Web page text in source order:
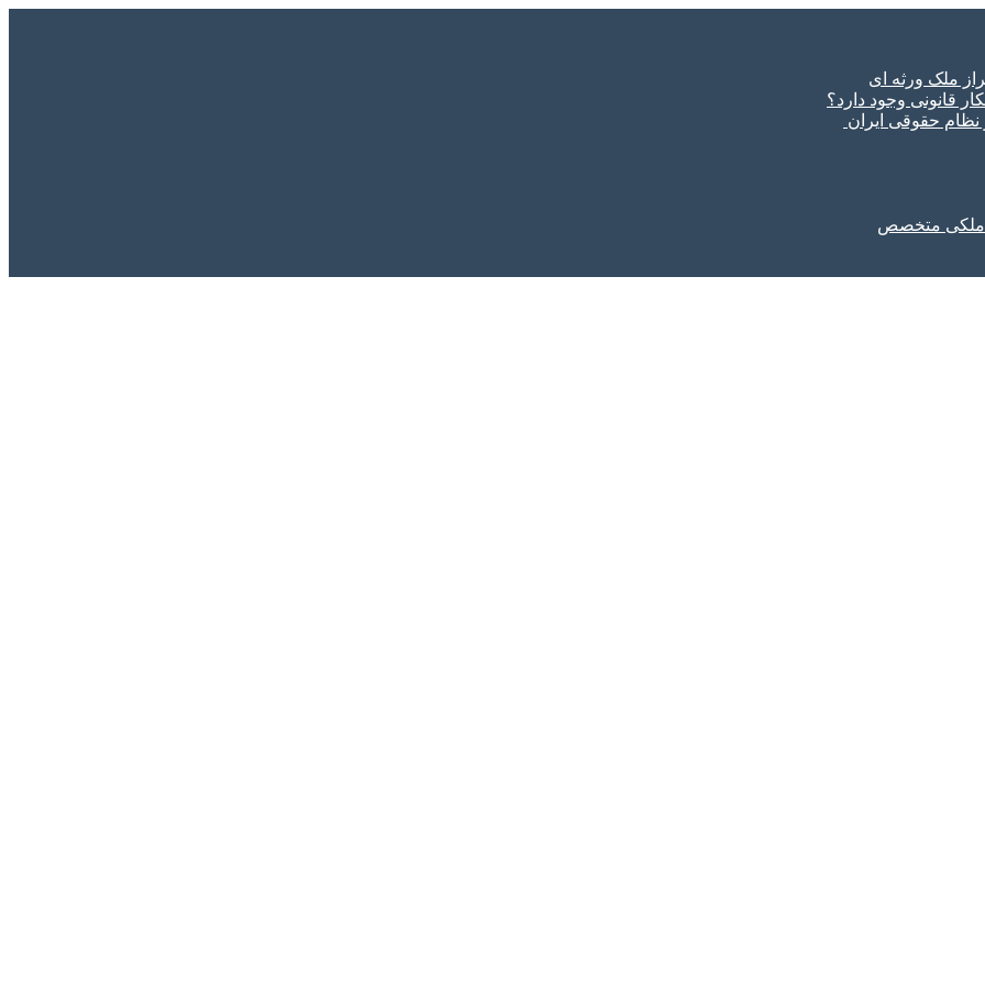
قانونی وجود دارد؟
نظام حقوقی ایران
ملکی متخصص